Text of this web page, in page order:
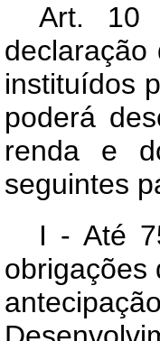
Art. 10
instituídos
poderá
renda e
seguintes
I - Até
obrigações